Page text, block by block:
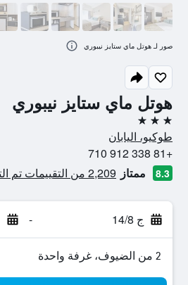
هوتل ماي ستايز نيبوري
3 نجوم
طوكيو، اليابان
+81 338 912 710
8.3 ممتاز 2,209 من التقييمات تم التحقق منها
ج 14/8 -
2 من الضيوف، غرفة واحدة
صور لـ هوتل ماي ستايز نيبوري